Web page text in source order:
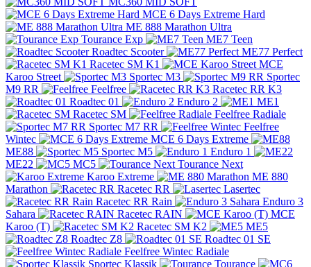
MCE 6 Days Extreme Hard
ME 888 Marathon Ultra
Tourance Exp
ME7 Teen
Roadtec Scooter
ME77 Perfect
Racetec SM K1
MCE
Karoo Street
Sportec M3
Sportec
M9 RR
Feelfree
Racetec RR K3
Roadtec 01
Enduro 2
ME1
Racetec SM
Feelfree Radiale
Sportec M7 RR
Feelfree
Wintec
MCE 6 Days Extreme
ME88
Sportec M5
Enduro 1
ME22
MC5
Tourance Next
Karoo Extreme
ME 880
Marathon
Racetec RR
Lasertec
Racetec RR Rain
Enduro 3
Sahara
Racetec RAIN
MCE
Karoo (T)
Racetec SM K2
ME5
Roadtec Z8
Roadtec 01 SE
Feelfree Wintec Radiale
Sportec Klassik
Tourance